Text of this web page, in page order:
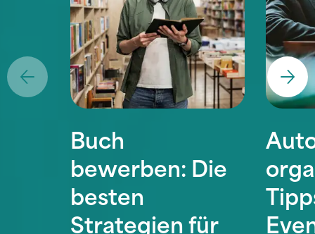
Buch
bewerben: Die
besten
Strategien für